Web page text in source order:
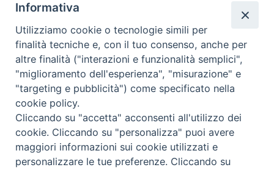
Abbonamenti
Abbonamento Annuale Digitale
Abbonamento Annuale Cartaceo
Abbonamento Singola Copia Digitale
Redazione: Pavia, Piazza Duomo 11 - tel. 0382.24736 -
Informativa
Utilizziamo cookie o tecnologie simili per
finalità tecniche e, con il tuo consenso, anche per
altre finalità ("interazioni e funzionalità semplici",
"miglioramento dell'esperienza", "misurazione" e
"targeting e pubblicità") come specificato nella
cookie policy.
Cliccando su "accetta" acconsenti all'utilizzo dei
cookie. Cliccando su "personalizza" puoi avere
maggiori informazioni sui cookie utilizzati e
personalizzare le tue preferenze. Cliccando su